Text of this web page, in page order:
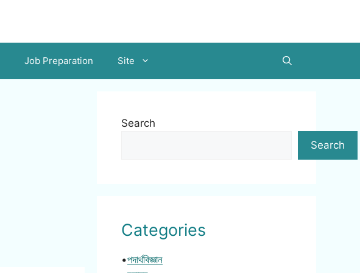
Job Preparation Site
Search
Search
Categories
•পদার্থবিজ্ঞান